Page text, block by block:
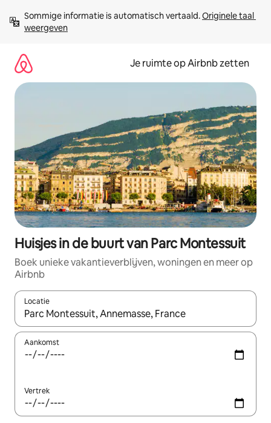
direct
naar
Sommige informatie is automatisch vertaald. Originele taal
weergeven
Je ruimte op Airbnb zetten
Huisjes in de buurt van Parc Montessuit
Boek unieke vakantieverblijven, woningen en meer op
Airbnb
Locatie
Wanneer er suggesties beschikbaar zijn, maak je een keuze
Aankomst
Vertrek